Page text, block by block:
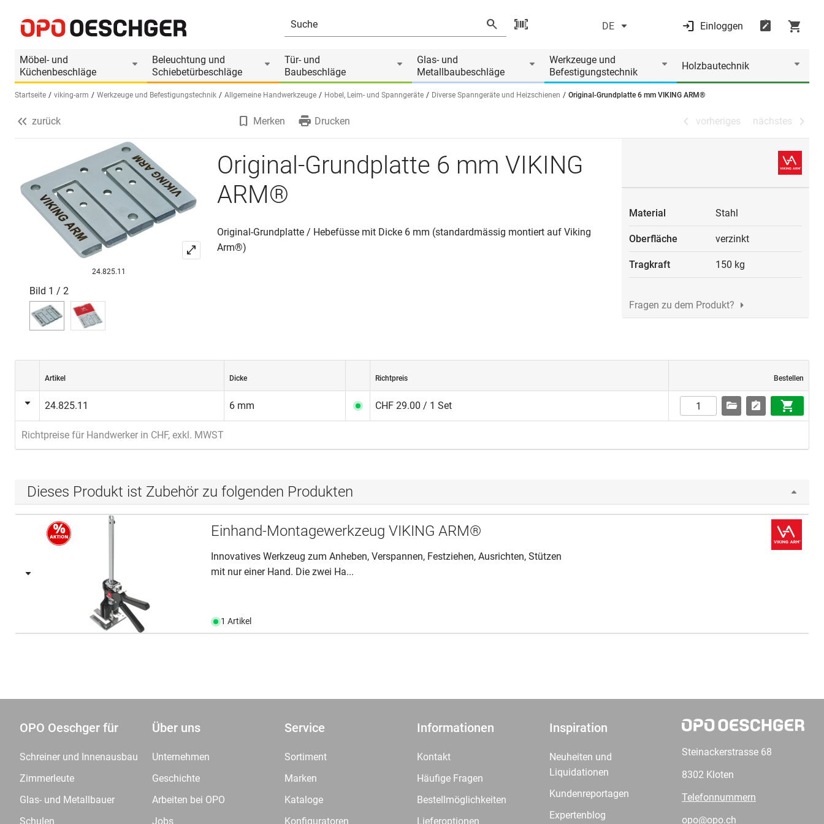
DE Einloggen
Möbel- und
Küchenbeschläge
Beleuchtung und
Schiebetürbeschläge
Tür- und
Baubeschläge
Glas- und
Metallbaubeschläge
Werkzeuge und
Befestigungstechnik
Holzbautechnik
Sprache wählen (DE)
Startseite viking-arm Werkzeuge und Befestigungstechnik Allgemeine Handwerkzeuge Hobel, Leim- und Spanngeräte Diverse Spanngeräte und Heizschienen Original-Grundplatte 6 mm VIKING ARM®
Produktinformationen
Produkt ist Zubehör von vorheriges nächstes
zurück Merken Drucken vorheriges nächstes
24.825.11
Bild 1 / 2
Original-Grundplatte 6 mm VIKING
ARM®
Original-Grundplatte / Hebefüsse mit Dicke 6 mm (standardmässig montiert auf Viking
Arm®)
Material Stahl
Oberfläche verzinkt
Tragkraft 150 kg
Fragen zu dem Produkt?
Artikel Dicke Richtpreis Bestellen
24.825.11 6 mm CHF 29.00 / 1 Set
Richtpreise für Handwerker in CHF, exkl. MWST
Dieses Produkt ist Zubehör zu folgenden Produkten
Einhand-Montagewerkzeug VIKING ARM®
Innovatives Werkzeug zum Anheben, Verspannen, Festziehen, Ausrichten, Stützen
mit nur einer Hand. Die zwei Ha...
1 Artikel
OPO Oeschger für
Schreiner und Innenausbau
Zimmerleute
Glas- und Metallbauer
Schulen
Über uns
Unternehmen
Geschichte
Arbeiten bei OPO
Jobs
Service
Sortiment
Marken
Kataloge
Konfiguratoren
Informationen
Kontakt
Häufige Fragen
Bestellmöglichkeiten
Lieferoptionen
Inspiration
Neuheiten und
Liquidationen
Kundenreportagen
Expertenblog
Steinackerstrasse 68
8302 Kloten
Telefonnummern
opo@opo.ch